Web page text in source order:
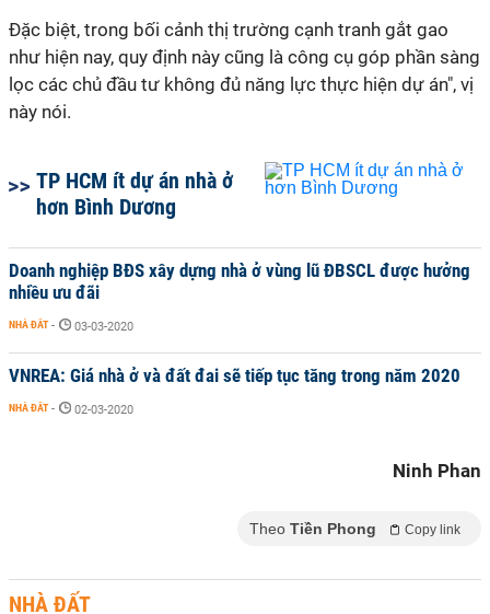
Đặc biệt, trong bối cảnh thị trường cạnh tranh gắt gao
như hiện nay, quy định này cũng là công cụ góp phần sàng
lọc các chủ đầu tư không đủ năng lực thực hiện dự án", vị
này nói.
TP HCM ít dự án nhà ở
hơn Bình Dương
Doanh nghiệp BĐS xây dựng nhà ở vùng lũ ĐBSCL được hưởng
nhiều ưu đãi
NHÀ ĐẤT - 03-03-2020
VNREA: Giá nhà ở và đất đai sẽ tiếp tục tăng trong năm 2020
NHÀ ĐẤT - 02-03-2020
Ninh Phan
Theo Tiền Phong Copy link
NHÀ ĐẤT